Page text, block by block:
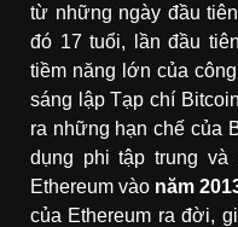
từ những ngày đầu
đó 17 tuổi, lần đầu
tiềm năng lớn của
sáng lập Tạp chí
ra những hạn chế của
dụng phi tập trung
Ethereum vào năm
của Ethereum ra đời,